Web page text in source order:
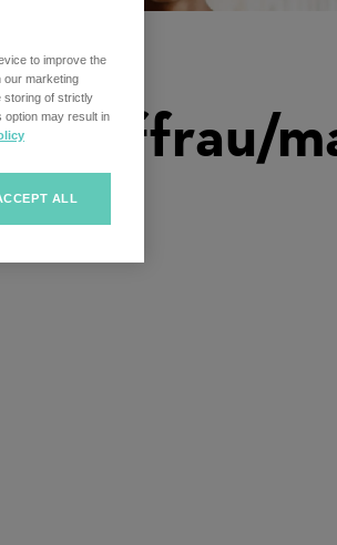
to improve the
our marketing
storing of strictly
option may result in
ALL